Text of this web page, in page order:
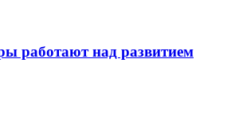
работают над развитием